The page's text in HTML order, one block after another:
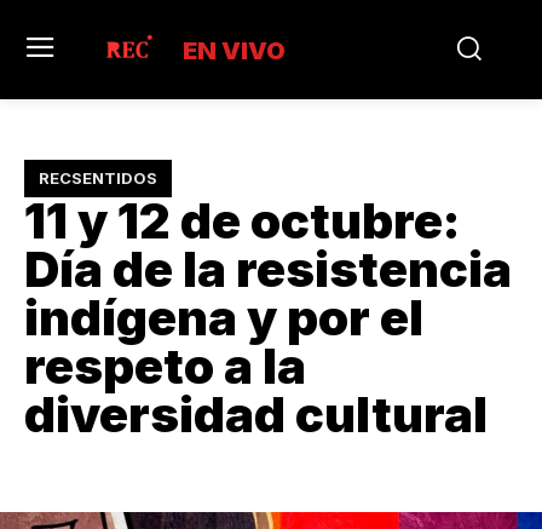
EN VIVO
RECSENTIDOS
11 y 12 de octubre:
Día de la resistencia
indígena y por el
respeto a la
diversidad cultural